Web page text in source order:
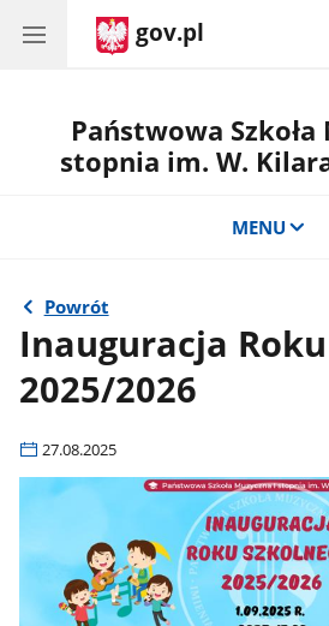
gov.pl
Państwowa Szkoła
stopnia im. W.
MENU
Powrót
Inauguracja
2025/2026
27.08.2025